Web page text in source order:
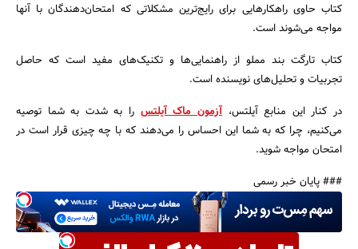
کتاب حاوی راهکارهایی برای رایج‌ترین مشکلاتی که امتحان‌دهندگان با آنها
مواجه می‌شوند است.
کتاب تارگت بند مملو از راهنمایی‌ها و تکنیک‌های مفید است که حاصل
تجربیات و تحلیل‌های نویسنده است.
در کنار این منابع آیلتس،آزمون‌ ماک آیلتس را به شدت به شما توصیه
می‌کنیم، چرا که به شما این احساس را می‌دهند که با چه چیزی قرار است در
امتحان مواجه شوید.
### پایان خبر رسمی